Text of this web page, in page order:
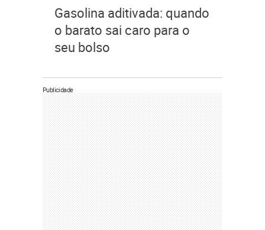
Gasolina aditivada: quando
o barato sai caro para o
seu bolso
Publicidade